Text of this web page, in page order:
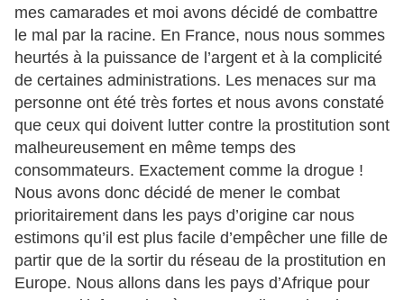
mes camarades et moi avons décidé de combattre
le mal par la racine. En France, nous nous sommes
heurtés à la puissance de l’argent et à la complicité
de certaines administrations. Les menaces sur ma
personne ont été très fortes et nous avons constaté
que ceux qui doivent lutter contre la prostitution sont
malheureusement en même temps des
consommateurs. Exactement comme la drogue !
Nous avons donc décidé de mener le combat
prioritairement dans les pays d’origine car nous
estimons qu’il est plus facile d’empêcher une fille de
partir que de la sortir du réseau de la prostitution en
Europe. Nous allons dans les pays d’Afrique pour